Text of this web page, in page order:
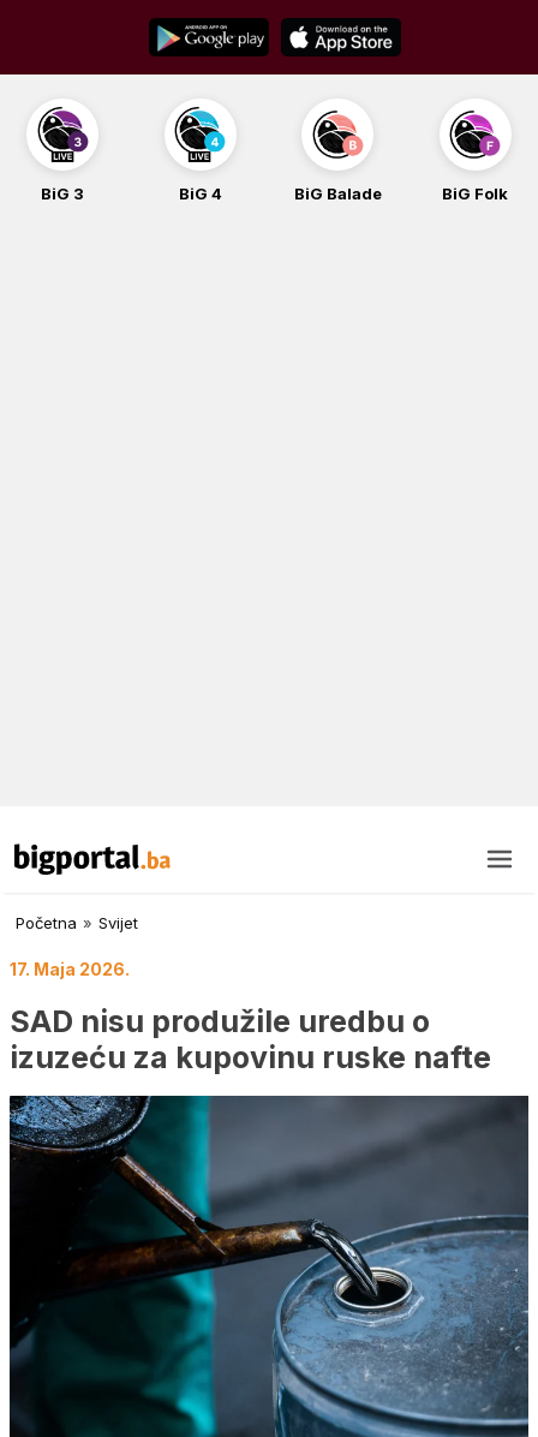
content
BiG 3 BiG 4 BiG Balade BiG Folk
Početna » Svijet
17. Maja 2026.
SAD nisu produžile uredbu o
izuzeću za kupovinu ruske nafte